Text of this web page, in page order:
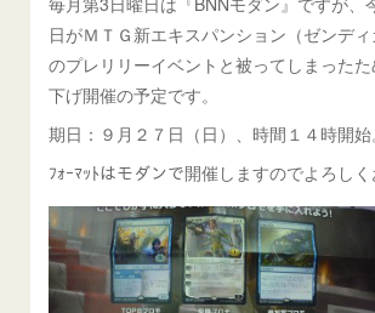
日がＭＴＧ新エキスパンション（ゼンディ
のプレリリーイベントと被ってしまった
下げ開催の予定です。
期日：９月２７日（日）、時間１４時開始
ﾌｫｰﾏｯﾄはモダンで開催しますのでよろしく